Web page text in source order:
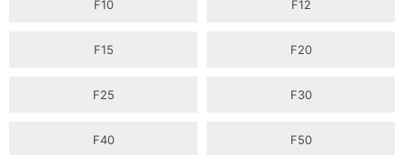
F10 F12
F15 F20
F25 F30
F40 F50